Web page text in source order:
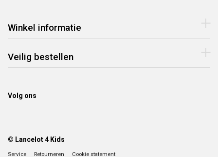
Winkel informatie
Veilig bestellen
Volg ons
© Lancelot 4 Kids
Service Retourneren Cookie statement